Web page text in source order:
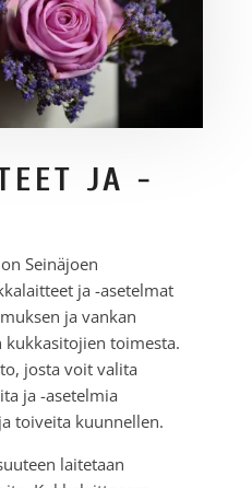
JA -
Seinäjoen
ja -asetelmat
ja vankan
toimesta.
josta voit valita
ja -asetelmia
toiveita kuunnellen.
laitetaan